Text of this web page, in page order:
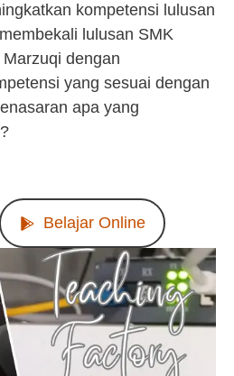
kompetensi lulusan
lulusan SMK
dengan
yang sesuai dengan
apa yang
Belajar Online